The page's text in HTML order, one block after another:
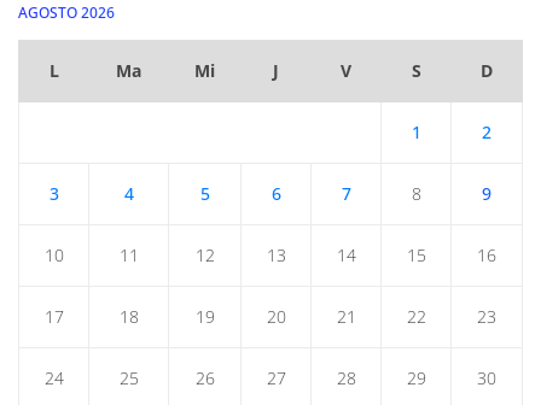
AGOSTO 2026
L Ma Mi J V S D
1 2
3 4 5 6 7 8 9
10 11 12 13 14 15 16
17 18 19 20 21 22 23
24 25 26 27 28 29 30